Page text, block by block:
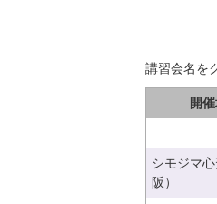
講習会名を
開
シモジマ
阪）